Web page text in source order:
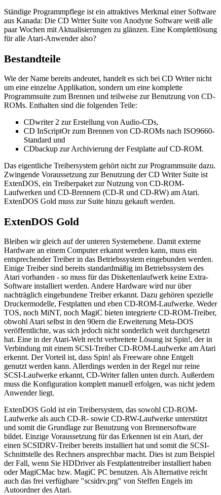
Ständige Programmpflege ist ein attraktives Merkmal einer Software
aus Kanada: Die CD Writer Suite von Anodyne Software weiß alle
paar Wochen mit Aktualisierungen zu glänzen. Eine Komplettlösung
für alle Atari-Anwender also?
Bestandteile
Wie der Name bereits andeutet, handelt es sich bei CD Writer nicht
um eine einzelne Applikation, sondern um eine komplette
Programmsuite zum Brennen und teilweise zur Benutzung von CD-
ROMs. Enthalten sind die folgenden Teile:
CDwriter 2 zur Erstellung von Audio-CDs,
CD InScriptOr zum Brennen von CD-ROMs nach ISO9660-
Standard und
CDbackup zur Archivierung der Festplatte auf CD-ROM.
Das eigentliche Treibersystem gehört nicht zur Programmsuite dazu.
Zwingende Voraussetzung zur Benutzung der CD Writer Suite ist
ExtenDOS, ein Treiberpaket zur Nutzung von CD-ROM-
Laufwerken und CD-Brennern (CD-R und CD-RW) am Atari.
ExtenDOS Gold muss zur Suite hinzu gekauft werden.
ExtenDOS Gold
Bleiben wir gleich auf der unteren Systemebene. Damit externe
Hardware an einem Computer erkannt werden kann, muss ein
entsprechender Treiber in das Betriebssystem eingebunden werden.
Einige Treiber sind bereits standardmäßig im Betriebssystem des
Atari vorhanden - so muss für das Diskettenlaufwerk keine Extra-
Software installiert werden. Andere Hardware wird nur über
nachträglich eingebundene Treiber erkannt. Dazu gehören spezielle
Druckermodelle, Festplatten und eben CD-ROM-Laufwerke. Weder
TOS, noch MiNT, noch MagiC bieten integrierte CD-ROM-Treiber,
obwohl Atari selbst in den 90ern die Erweiterung Meta-DOS
veröffentlichte, was sich jedoch nicht sonderlich weit durchgesetzt
hat. Eine in der Atari-Welt recht verbreitete Lösung ist Spin!, der in
Verbindung mit einem SCSI-Treiber CD-ROM-Laufwerke am Atari
erkennt. Der Vorteil ist, dass Spin! als Freeware ohne Entgelt
genutzt werden kann. Allerdings werden in der Regel nur reine
SCSI-Laufwerke erkannt, CD-Writer fallen unten durch. Außerdem
muss die Konfiguration komplett manuell erfolgen, was nicht jedem
Anwender liegt.
ExtenDOS Gold ist ein Treibersystem, das sowohl CD-ROM-
Laufwerke als auch CD-R- sowie CD-RW-Laufwerke unterstützt
und somit die Grundlage zur Benutzung von Brennersoftware
bildet. Einzige Voraussetzung für das Erkennen ist ein Atari, der
einen SCSIDRV-Treiber bereits installiert hat und somit die SCSI-
Schnittstelle des Rechners ansprechbar macht. Dies ist zum Beispiel
der Fall, wenn Sie HDDriver als Festplattentreiber installiert haben
oder MagiCMac bzw. MagiC PC benutzen. Als Alternative reicht
auch das frei verfügbare "scsidrv.prg" von Steffen Engels im
Autoordner des Atari.